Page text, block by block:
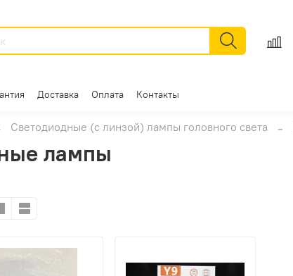
Доставка Оплата Контакты
Светодиодные (с линзой) лампы головного света
лампы